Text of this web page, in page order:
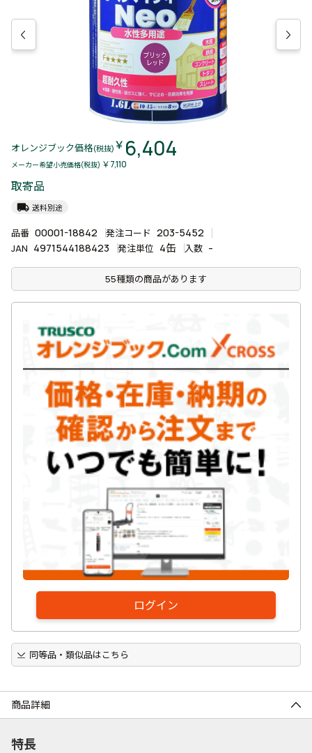
オレンジブック価格(税抜) ￥ 6,404
メーカー希望小売価格(税抜) ￥7,110
取寄品
local_shipping 送料別途
品番 00001-18842 発注コード 203-5452
JAN 4971544188423 発注単位 4缶 入数 -
55種類の商品があります
ログイン
同等品・類似品はこちら
商品詳細
特長